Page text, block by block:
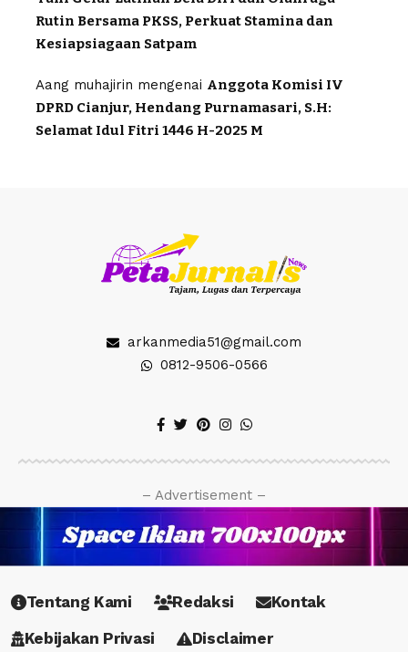
Rutin Bersama PKSS, Perkuat Stamina dan
Kesiapsiagaan Satpam
Aang muhajirin mengenai Anggota Komisi IV
DPRD Cianjur, Hendang Purnamasari, S.H:
Selamat Idul Fitri 1446 H-2025 M
arkanmedia51@gmail.com
0812-9506-0566
– Advertisement –
Tentang Kami Redaksi
Kontak
Kebijakan Privasi
Disclaimer